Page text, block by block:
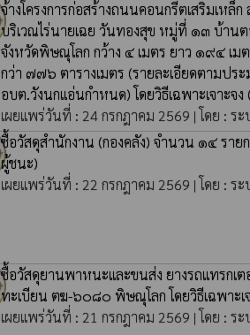
จ้างโครงการก่อสร้างถนนคอนกรีตเสริมเห
บริเวณไร่นายเฉย วันทองสุข หมู่ที่ ๑๓ บ้านต
จังหวัดพิษณุโลก กว้าง ๔ เมตร ยาว ๑๙๔ เ
กว่า ๗๗๖ ตารางเมตร (รายละเอียดตามปร
อบต.วังนกแอ่นกำหนด) โดยวิธีเฉพาะเจาะจง
เผยแพร่วันที่ : 24 กรกฎาคม 2569 | โดย : ร
ซื้อวัสดุสำนักงาน (กองคลัง) จำนวน ๑๔ รายก
ผู้ชนะ)
เผยแพร่วันที่ : 22 กรกฎาคม 2569 | โดย : ร
ซื้อวัสดุยานพาหนะและขนส่ง ยางรถแทรกเ
ทะเบียน ตฆ-๖๐๘๐ พิษณุโลก โดยวิธีเฉพาะเ
เผยแพร่วันที่ : 21 กรกฎาคม 2569 | โดย : ร